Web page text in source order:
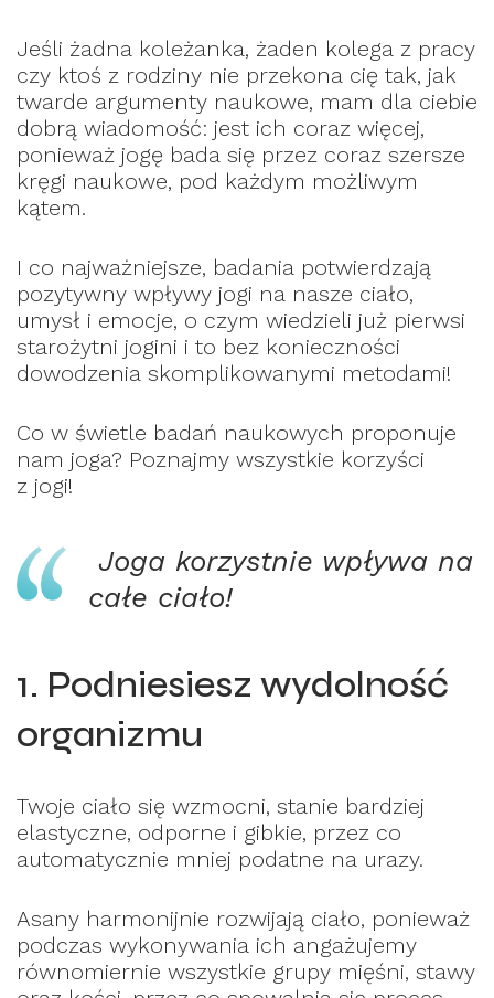
Jeśli żadna koleżanka, żaden kolega z pracy
czy ktoś z rodziny nie przekona cię tak, jak
twarde argumenty naukowe, mam dla ciebie
dobrą wiadomość: jest ich coraz więcej,
ponieważ jogę bada się przez coraz szersze
kręgi naukowe, pod każdym możliwym
kątem.
I co najważniejsze, badania potwierdzają
pozytywny wpływy jogi na nasze ciało,
umysł i emocje, o czym wiedzieli już pierwsi
starożytni jogini i to bez konieczności
dowodzenia skomplikowanymi metodami!
Co w świetle badań naukowych proponuje
nam joga? Poznajmy wszystkie korzyści
z jogi!
Joga korzystnie wpływa na
całe ciało!
1. Podniesiesz wydolność
organizmu
Twoje ciało się wzmocni, stanie bardziej
elastyczne, odporne i gibkie, przez co
automatycznie mniej podatne na urazy.
Asany harmonijnie rozwijają ciało, ponieważ
podczas wykonywania ich angażujemy
równomiernie wszystkie grupy mięśni, stawy